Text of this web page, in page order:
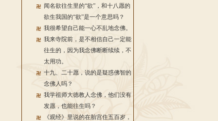
闻名欲往生里的“欲”，和十八愿的
欲生我国的“欲”是一个意思吗？
我很希望自己能一心不乱地念佛。
我来寺院前，是不相信自己一定能
往生的，因为我念佛断断续续，不
太用功。
十九、二十愿，说的是疑惑佛智的
念佛人吗？
我学祖师大德教人念佛，他们没有
发愿，也能往生吗？
《观经》里说的在胎宫住五百岁，